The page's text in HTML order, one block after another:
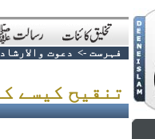
فہرست -> دعوت والارشاد